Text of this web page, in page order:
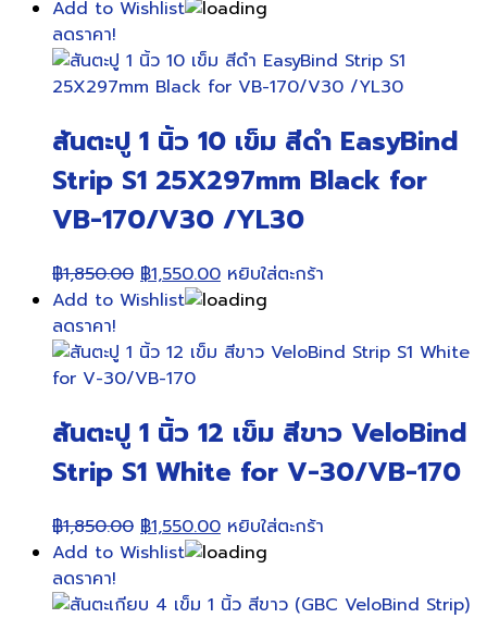
Add to Wishlist
ลดราคา!
สันตะปู 1 นิ้ว 10 เข็ม สีดำ EasyBind
Strip S1 25X297mm Black for
VB-170/V30 /YL30
฿1,850.00 Original
price
฿1,850.00.
฿1,550.00Current
price
฿1,550.00.
หยิบใส่ตะกร้า
Add to Wishlist
ลดราคา!
สันตะปู 1 นิ้ว 12 เข็ม สีขาว VeloBind
Strip S1 White for V-30/VB-170
฿1,850.00 Original
price
฿1,850.00.
฿1,550.00Current
price
฿1,550.00.
หยิบใส่ตะกร้า
Add to Wishlist
ลดราคา!